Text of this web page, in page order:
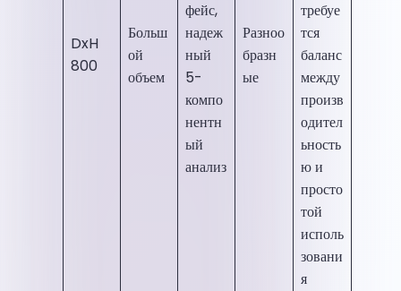
DxH
800
Больш
ой
объем
фейс,
надеж
ный
5-
компо
нентн
ый
анализ
Разноо
бразн
ые
требуе
тся
баланс
между
произв
одител
ьность
ю и
просто
той
исполь
зовани
я